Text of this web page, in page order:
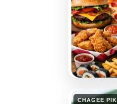
CHAGEE PIK